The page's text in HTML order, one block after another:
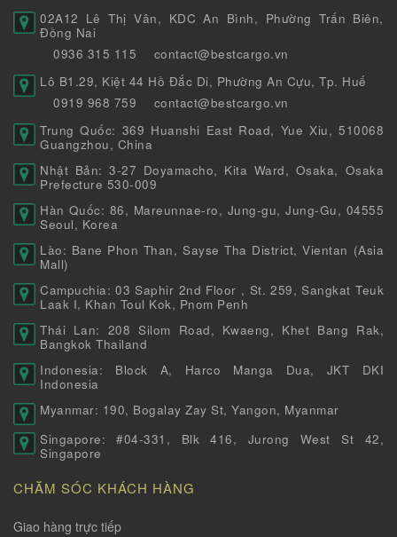
02A12 Lê Thị Vân, KDC An Bình, Phường Trấn Biên,
Đồng Nai
0936 315 115
contact@bestcargo.vn
Lô B1.29, Kiệt 44 Hồ Đắc Di, Phường An Cựu, Tp. Huế
0919 968 759
contact@bestcargo.vn
Trung Quốc: 369 Huanshi East Road, Yue Xiu, 510068
Guangzhou, China
Nhật Bản: 3-27 Doyamacho, Kita Ward, Osaka, Osaka
Prefecture 530-009
Hàn Quốc: 86, Mareunnae-ro, Jung-gu, Jung-Gu, 04555
Seoul, Korea
Lào: Bane Phon Than, Sayse Tha District, Vientan (Asia
Mall)
Campuchia: 03 Saphir 2nd Floor , St. 259, Sangkat Teuk
Laak I, Khan Toul Kok, Pnom Penh
Thái Lan: 208 Silom Road, Kwaeng, Khet Bang Rak,
Bangkok Thailand
Indonesia: Block A, Harco Manga Dua, JKT DKI
Indonesia
Myanmar: 190, Bogalay Zay St, Yangon, Myanmar
Singapore: #04-331, Blk 416, Jurong West St 42,
Singapore
CHĂM SÓC KHÁCH HÀNG
Giao hàng trực tiếp